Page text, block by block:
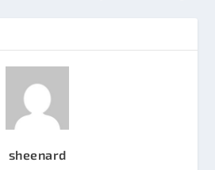
sheenard